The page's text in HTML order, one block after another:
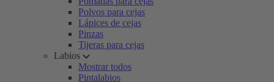
Polvos para cejas
Lápices de cejas
Pinzas
Tijeras para cejas
Labios
Mostrar todos
Pintalabios